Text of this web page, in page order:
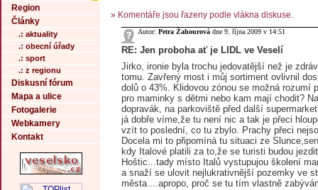
Region
Články
.: aktuality
.: obecní úřady
.: sport
.: z regionu
Diskusní fórum
Mapa a ulice
Fotogalerie
Webkamery
Kontakt
» Komentáře jsou řazeny podle vlákna diskuse.
Autor: Petra Žahourová dne 9. října 2009 v 14:51
RE: Jen proboha ať je LIDL ve Veselí
Jirko, ironie byla trochu jedovatější než je
tomu. Zavřený most i můj sortiment ovlivnil
dolů o 43%. Klidovou zónou se možná rozumí
pro maminky s dětmi nebo kam mají chodit?
dopravák, na parkoviště před další
já dobře víme,že tu není nic a tak je přeci
vzít to poslední, co tu zbylo. Prachy přeci
Docela mi to připomíná tu situaci ze
kdy Italové platili za to,že se turisti budou
Hoštic...tady místo Italů vystupujou školení
a snaží se ulovit nejlukrativnější pozemky ve
města....apropo, proč se tu tím vlastně